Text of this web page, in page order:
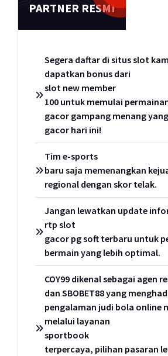
PARTNER RESMI
Segera daftar di situs slot
dapatkan bonus dari
slot new member
100 untuk memulai
gacor gampang menang
gacor hari ini!
Tim e-sports
baru saja memenangkan
regional dengan skor telak.
Jangan lewatkan update
rtp slot
gacor pg soft terbaru untuk
bermain yang lebih optimal.
COY99 dikenal sebagai agen
dan SBOBET88 yang
pengalaman judi bola online
melalui layanan
sportbook
terpercaya, pilihan pasaran